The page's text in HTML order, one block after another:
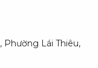
Lái Thiêu,